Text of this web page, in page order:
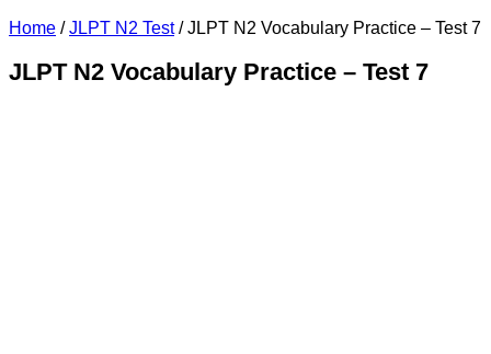
Home / JLPT N2 Test / JLPT N2 Vocabulary Practice – Test 7
JLPT N2 Vocabulary Practice – Test 7